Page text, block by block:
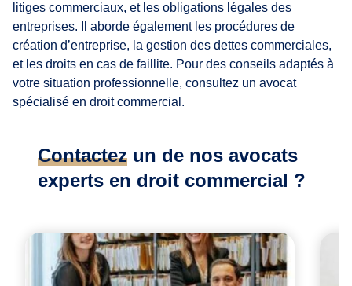
litiges commerciaux, et les obligations légales des
entreprises. Il aborde également les procédures de
création d’entreprise, la gestion des dettes commerciales,
et les droits en cas de faillite. Pour des conseils adaptés à
votre situation professionnelle, consultez un avocat
spécialisé en droit commercial.
Contactez un de nos avocats
experts en droit commercial ?